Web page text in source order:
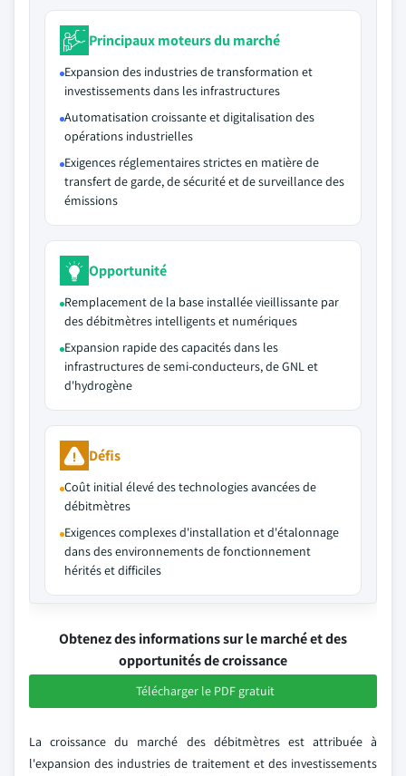
Principaux moteurs du marché
Expansion des industries de transformation et
investissements dans les infrastructures
Automatisation croissante et digitalisation des
opérations industrielles
Exigences réglementaires strictes en matière de
transfert de garde, de sécurité et de surveillance des
émissions
Opportunité
Remplacement de la base installée vieillissante par
des débitmètres intelligents et numériques
Expansion rapide des capacités dans les
infrastructures de semi-conducteurs, de GNL et
d'hydrogène
Défis
Coût initial élevé des technologies avancées de
débitmètres
Exigences complexes d'installation et d'étalonnage
dans des environnements de fonctionnement
hérités et difficiles
Obtenez des informations sur le marché et des
opportunités de croissance
Télécharger le PDF gratuit
La croissance du marché des débitmètres est attribuée à
l'expansion des industries de traitement et des investissements